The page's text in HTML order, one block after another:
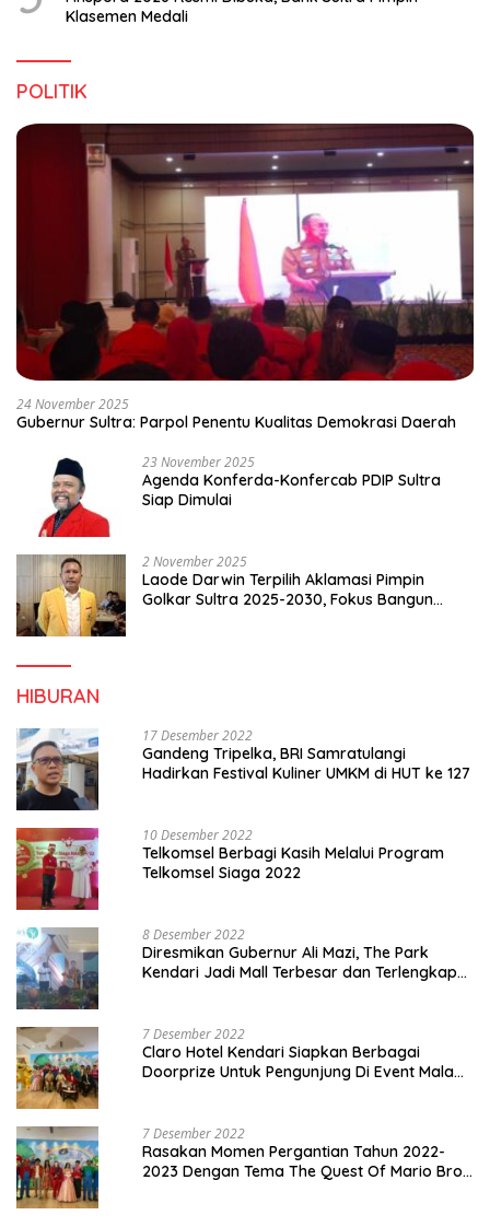
Klasemen Medali
POLITIK
24 November 2025
Gubernur Sultra: Parpol Penentu Kualitas Demokrasi Daerah
23 November 2025
Agenda Konferda-Konfercab PDIP Sultra
Siap Dimulai
2 November 2025
Laode Darwin Terpilih Aklamasi Pimpin
Golkar Sultra 2025-2030, Fokus Bangun
HIBURAN
17 Desember 2022
Gandeng Tripelka, BRI Samratulangi
Hadirkan Festival Kuliner UMKM di HUT ke 127
10 Desember 2022
Telkomsel Berbagi Kasih Melalui Program
Telkomsel Siaga 2022
8 Desember 2022
Diresmikan Gubernur Ali Mazi, The Park
Kendari Jadi Mall Terbesar dan Terlengkap
7 Desember 2022
Claro Hotel Kendari Siapkan Berbagai
Doorprize Untuk Pengunjung Di Event Malam
7 Desember 2022
Rasakan Momen Pergantian Tahun 2022-
2023 Dengan Tema The Quest Of Mario Bros